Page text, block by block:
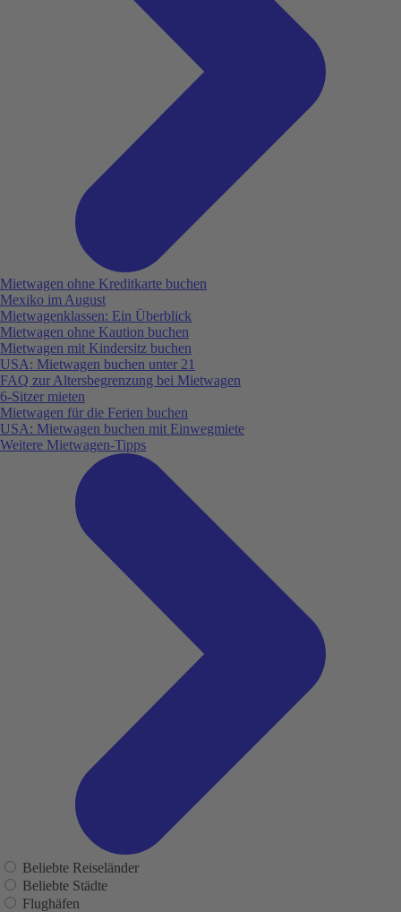
Mietwagen ohne Kreditkarte buchen
Mexiko im August
Mietwagenklassen: Ein Überblick
Mietwagen ohne Kaution buchen
Mietwagen mit Kindersitz buchen
USA: Mietwagen buchen unter 21
FAQ zur Altersbegrenzung bei Mietwagen
6-Sitzer mieten
Mietwagen für die Ferien buchen
USA: Mietwagen buchen mit Einwegmiete
Weitere Mietwagen-Tipps
Beliebte Reiseländer
Beliebte Städte
Flughäfen